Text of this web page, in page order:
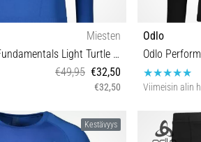
Miesten
Odlo Performance Fundamentals Light Turtle Neck Underwear Shirt
€49,95 €32,50
€32,50
S M L XL
Odlo
Viimeisin alin
Kestävyys